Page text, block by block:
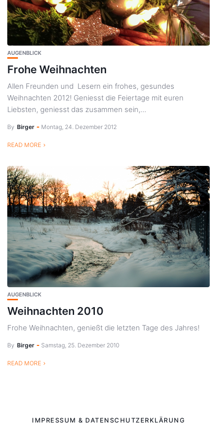
AUGENBLICK
Frohe Weihnachten
Allen Freunden und Lesern ein frohes, gesundes
Weihnachten 2012! Geniesst die Feiertage mit euren
Liebsten, geniesst das zusammen sein,...
By Birger Montag, 24. Dezember 2012
READ MORE
AUGENBLICK
Weihnachten 2010
Frohe Weihnachten, genießt die letzten Tage des Jahres!
By Birger Samstag, 25. Dezember 2010
READ MORE
IMPRESSUM & DATENSCHUTZERKLÄRUNG